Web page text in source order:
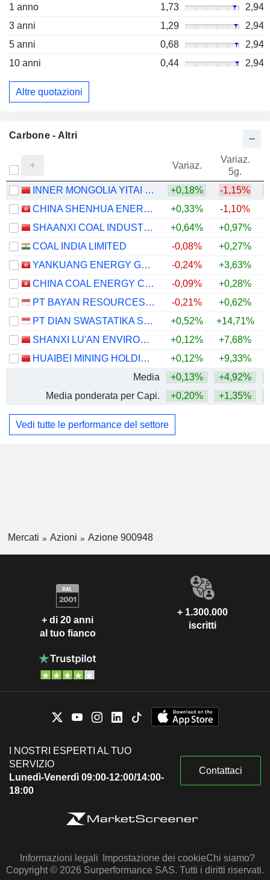
1 anno
1,73
2,94
3 anni
1,29
2,94
5 anni
0,68
2,94
10 anni
0,44 2,94
Altre quotazioni
Carbone - Altri
Variaz.
Variaz.
5g.
INNER MONGOLIA YITAI COAL CO.,LTD. +0,18% -1,15%
CHINA SHENHUA ENERGY COMPANY LIMITED
+0,33% -1,10%
SHAANXI COAL INDUSTRY COMPANY LIMITED
+0,64% +0,97%
COAL INDIA LIMITED
-0,08% +0,27%
YANKUANG ENERGY GROUP COMPANY LIMITED
-0,24% +3,63%
CHINA COAL ENERGY COMPANY LIMITED
-0,09% +0,28%
PT BAYAN RESOURCES TBK.
-0,21% +0,62%
PT DIAN SWASTATIKA SENTOSA TBK
+0,52% +14,71%
SHANXI LU'AN ENVIRONMENTAL ENERGY DEVELOPMENT CO., LTD.
+0,12% +7,68%
HUAIBEI MINING HOLDINGS CO.,LTD.
+0,12% +9,33%
Media
+0,13% +4,92%
Media ponderata per Capi.
+0,20% +1,35%
Vedi tutte le performance del settore
Mercati Azioni Azione 900948
+ di 20 anni
al tuo fianco
+ 1.300.000
iscritti
I NOSTRI ESPERTI AL TUO
SERVIZIO
Lunedì-Venerdì 09:00-12:00/14:00-
18:00
Contattaci
Informazioni legali Impostazione dei cookieChi siamo?
Copyright © 2026 Surperformance SAS. Tutti i diritti riservati.